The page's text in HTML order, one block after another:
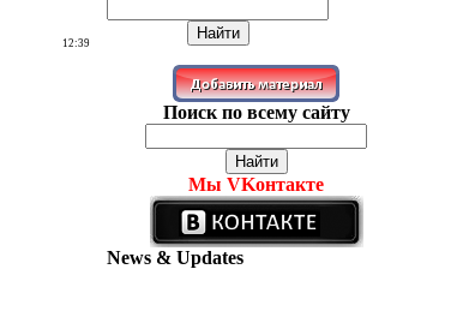
12:39
Поиск по всему сайту
Мы VKонтакте
News & Updates